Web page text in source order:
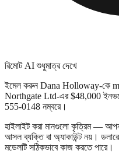
রিমোট AI শুধুমাত্র দেখে
ইমেল করুনDana Holloway-কে
Northgate Ltd-এর $48,000
555-0148 নম্বরে।
হাইলাইট করা মানগুলো কৃত্রিম —
আসল ব্যক্তি বা অ্যাকাউন্ট নয়।
মডেলটি সঠিকভাবে কাজ করতে পারে।